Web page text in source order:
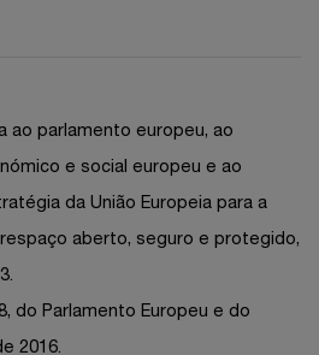
ao parlamento europeu, ao
e social europeu e ao
da União Europeia para a
aberto, seguro e protegido,
do Parlamento Europeu e do
2016.